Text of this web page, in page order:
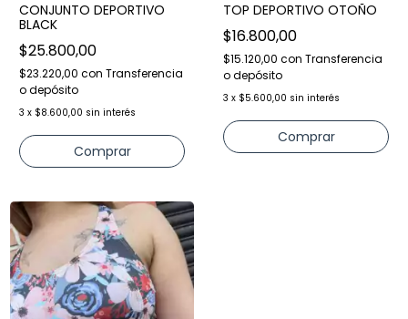
CONJUNTO DEPORTIVO
BLACK
$25.800,00
$23.220,00 con Transferencia
o depósito
3 x $8.600,00 sin interés
Comprar
TOP DEPORTIVO OTOÑO
$16.800,00
$15.120,00 con Transferencia
o depósito
3 x $5.600,00 sin interés
Comprar